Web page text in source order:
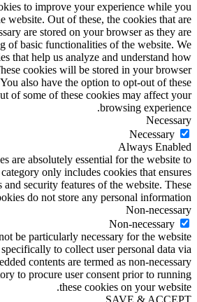
to improve your experience while you
website. Out of these, the cookies that are
are stored on your browser as they are
of basic functionalities of the website. We
that help us analyze and understand how
cookies will be stored in your browser
also have the option to opt-out of these
of some of these cookies may affect your
browsing experience.
Necessary
Necessary
Always Enabled
are absolutely essential for the website to
only includes cookies that ensures
security features of the website. These
do not store any personal information.
Non-necessary
Non-necessary
be particularly necessary for the website
to collect user personal data via
contents are termed as non-necessary
to procure user consent prior to running
these cookies on your website.
SAVE & ACCEPT